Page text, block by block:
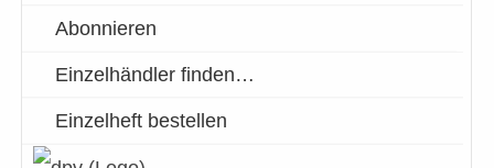
Abonnieren
Einzelhändler finden…
Einzelheft bestellen